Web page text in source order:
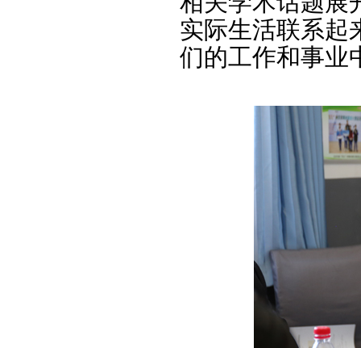
实际生活联系起
们的工作和事业